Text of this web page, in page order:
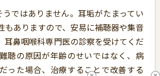
ではありません。耳垢がたまってい
もありますので、安易に補聴器や集音
耳鼻咽喉科専門医の診察を受けてくだ
聴の原因が年齢のせいではなく、病
った場合、治療することで改善する